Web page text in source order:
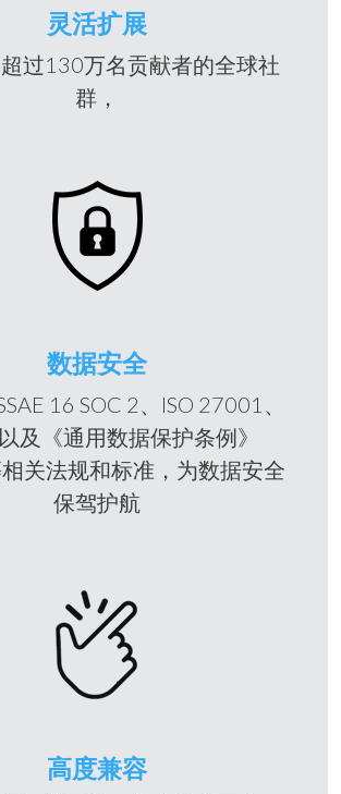
灵活扩展
过130万名贡献者的全球社
群，
数据安全
16 SOC 2、ISO 27001、
及《通用数据保护条例》
相关法规和标准，为数据安全
保驾护航
高度兼容